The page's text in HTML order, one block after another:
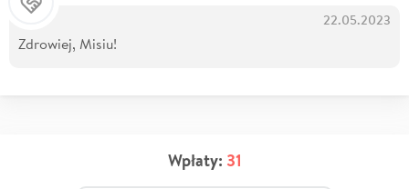
22.05.2023
Zdrowiej, Misiu!
Wpłaty: 31